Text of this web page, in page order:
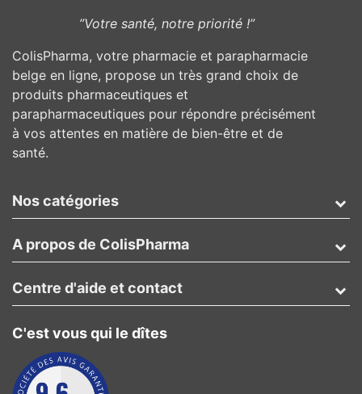
”Votre santé, notre priorité !”
ColisPharma, votre pharmacie et parapharmacie
belge en ligne, propose un très grand choix de
produits pharmaceutiques et
parapharmaceutiques pour répondre précisément
à vos attentes en matière de bien-être et de
santé.
Nos catégories
A propos de ColisPharma
C'est vous qui le dîtes
Centre d'aide et contact